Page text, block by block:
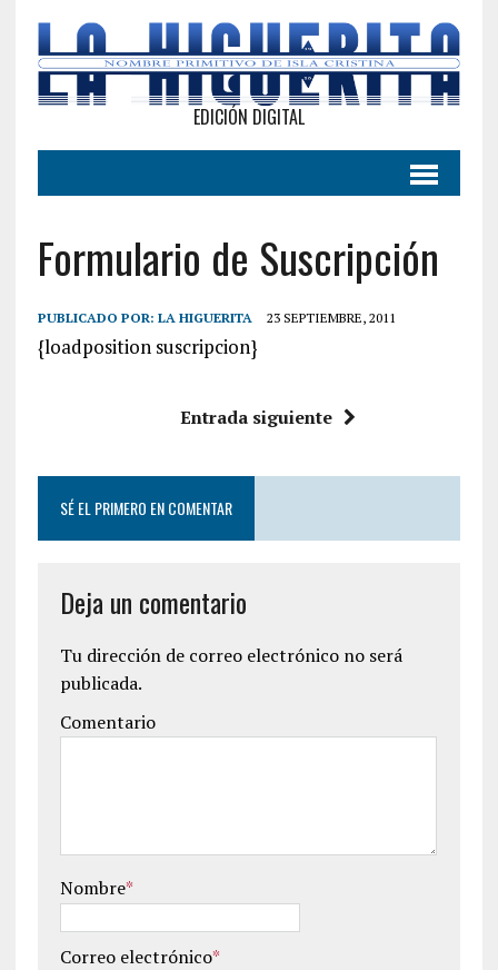
EDICIÓN DIGITAL
Formulario de Suscripción
PUBLICADO POR: LA HIGUERITA 23 SEPTIEMBRE, 2011
{loadposition suscripcion}
Entrada siguiente
SÉ EL PRIMERO EN COMENTAR
Deja un comentario
Tu dirección de correo electrónico no será
publicada.
Comentario
Nombre*
Correo electrónico*